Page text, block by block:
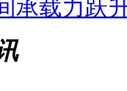
承载力跃